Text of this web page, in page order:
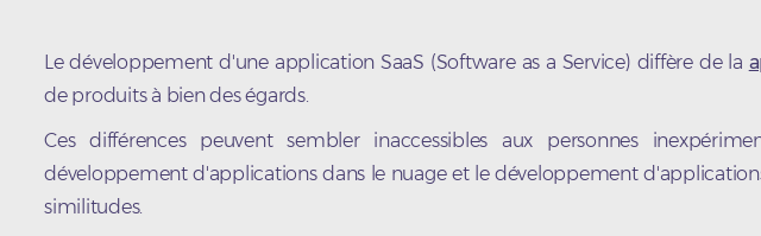
Le développement d'une application SaaS (Software as a Service) diffère de la
de produits à bien des égards.
Ces différences peuvent sembler inaccessibles aux personnes
développement d'applications dans le nuage et le développement
similitudes.